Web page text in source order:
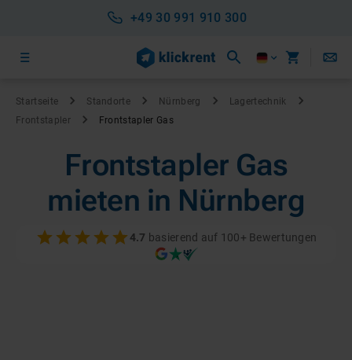
+49 30 991 910 300
Startseite Standorte Nürnberg
Lagertechnik
Frontstapler
Frontstapler Gas
Frontstapler Gas
mieten in Nürnberg
4.7 basierend auf 100+ Bewertungen